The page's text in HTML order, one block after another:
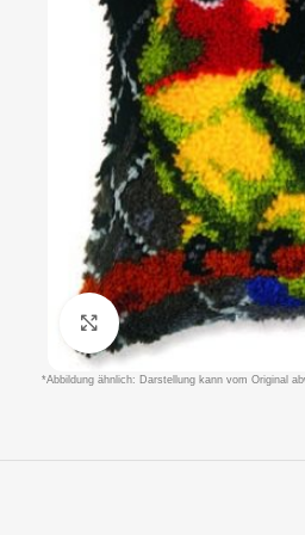
Klicken um zu
*Abbildung ähnlich: Darstellung kann vom Original